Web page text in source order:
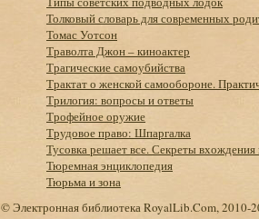
Толковый словарь для современных
Томас Уотсон
Траволта Джон – киноактер
Трагические самоубийства
Трактат о женской самообороне.
Трилогия: вопросы и ответы
Трофейное оружие
Трудовое право: Шпаргалка
Тусовка решает все. Секреты
Тюремная энциклопедия
Тюрьма и зона
© Электронная библиотека RoyalLib.Com, 2010-